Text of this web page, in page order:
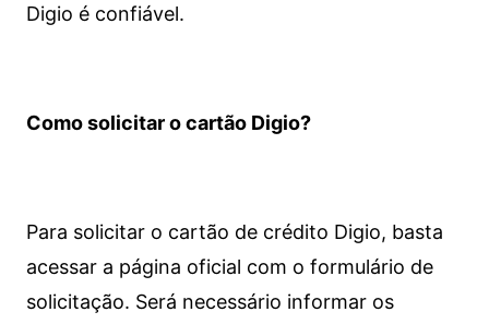
Digio é confiável.
Como solicitar o cartão Digio?
Para solicitar o cartão de crédito Digio, basta
acessar a página oficial com o formulário de
solicitação. Será necessário informar os